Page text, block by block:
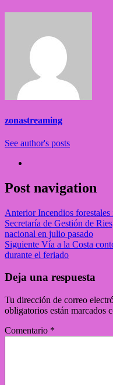
zonastreaming
See author's posts
Post navigation
AnteriorIncendios forestales
Secretaría de Gestión de
nacional en julio pasado
Siguiente Vía a la Costa
durante el feriado
Deja una respuesta
Tu dirección de correo
obligatorios están marcados
Comentario *